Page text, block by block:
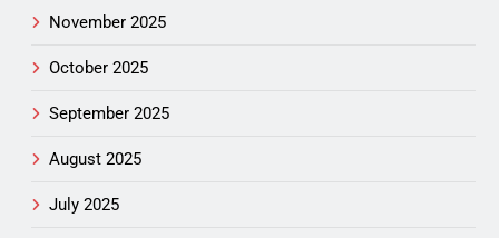
November 2025
October 2025
September 2025
August 2025
July 2025